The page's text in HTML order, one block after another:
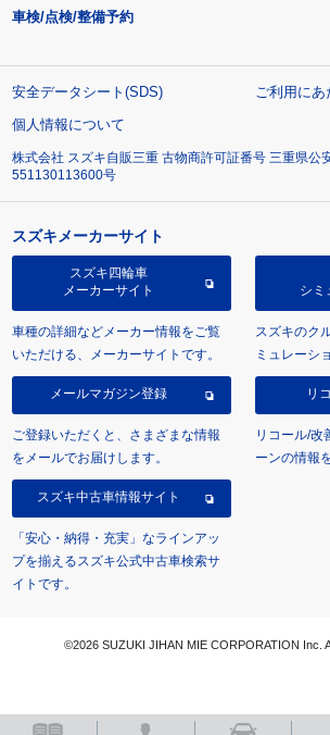
車検/点検/整備予約
安全データシート(SDS)
ご利用にあ
個人情報について
株式会社 スズキ自販三重 古物商許可証番号 三重県公
551130113600号
スズキメーカーサイト
スズキ四輪車
メーカーサイト
車種の詳細などメーカー情報をご覧
いただける、メーカーサイトです。
シミ
スズキのク
ミュレーシ
メールマガジン登録
ご登録いただくと、さまざまな情報
をメールでお届けします。
リ
リコール/改
ーンの情報
スズキ中古車情報サイト
「安心・納得・充実」なラインアッ
プを揃えるスズキ公式中古車検索サ
イトです。
©2026 SUZUKI JIHAN MIE CORPORATION Inc.